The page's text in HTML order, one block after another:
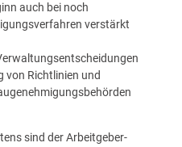
auch bei noch
verstärkt
von Richtlinien und
sind der Arbeitgeber-